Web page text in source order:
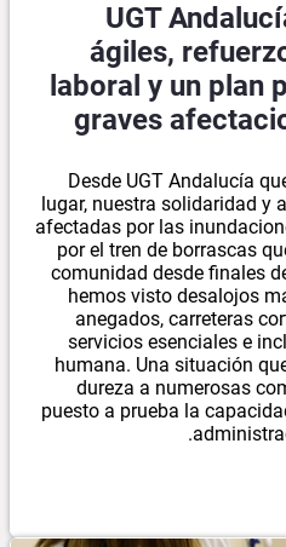
UGT
ágiles,
laboral y un plan
graves
Desde UGT Andalucía
lugar, nuestra solidaridad y
afectadas por las
por el tren de borrascas
comunidad desde finales
hemos visto desalojos
anegados, carreteras
servicios esenciales e
humana. Una situación
dureza a numerosas
puesto a prueba la